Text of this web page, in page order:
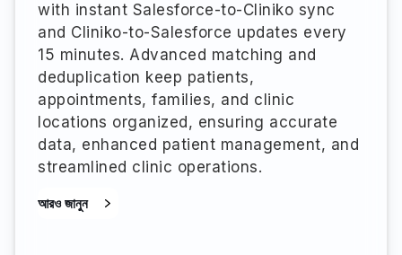
with instant Salesforce-to-Cliniko sync
and Cliniko-to-Salesforce updates every
15 minutes. Advanced matching and
deduplication keep patients,
appointments, families, and clinic
locations organized, ensuring accurate
data, enhanced patient management, and
streamlined clinic operations.
আরও জানুন